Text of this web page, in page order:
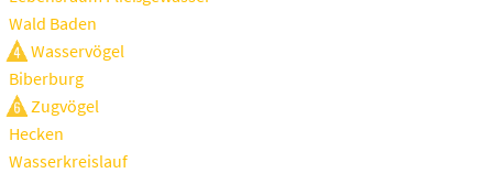
Wald Baden
Wasservögel
Biberburg
Zugvögel
Hecken
Wasserkreislauf